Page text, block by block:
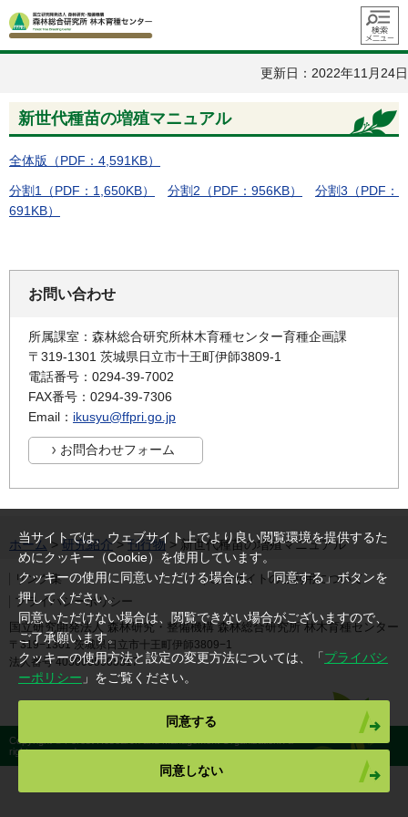
メニュ
ー
更新日：2022年11月24日
新世代種苗の増殖マニュアル
全体版（PDF：4,591KB）
分割1（PDF：1,650KB） 分割2（PDF：956KB）
分割3（PDF：
691KB）
お問い合わせ
所属課室：森林総合研究所林木育種センター育種企画課
〒319-1301 茨城県日立市十王町伊師3809-1
電話番号：0294-39-7002
FAX番号：0294-39-7306
Email： ikusyu@ffpri.go.jp
ホーム >研究紹介>刊行物 > 新世代種苗の増殖マニュアル
リンク集
このサイトのご利用について
プライバシーポリシー
国立研究開発法人 森林研究・整備機構 森林総合研究所 林木育種センター
〒319−1301 茨城県日立市十王町伊師3809−1
法人番号 4050005005317
Copyright © Forest Research and Management Organization. All
rights reserved.
当サイトでは、ウェブサイト上でより良い閲覧環境を提供するた
めにクッキー（Cookie）を使用しています。
クッキーの使用に同意いただける場合は、「同意する」ボタンを
押してください。
同意いただけない場合は、閲覧できない場合がございますので、
ご了承願います。
クッキーの使用方法と設定の変更方法については、「プライバシ
ーポリシー 」をご覧ください。
同意する
同意しない